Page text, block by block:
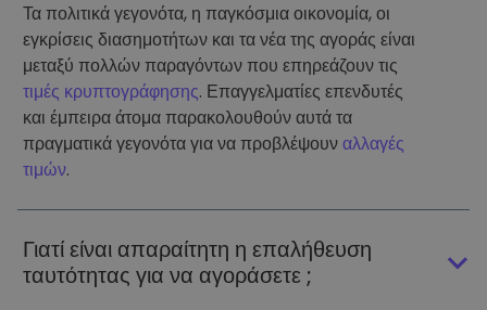
Τα πολιτικά γεγονότα, η παγκόσμια οικονομία, οι
εγκρίσεις διασημοτήτων και τα νέα της αγοράς είναι
μεταξύ πολλών παραγόντων που επηρεάζουν τις
τιμές κρυπτογράφησης. Επαγγελματίες επενδυτές
και έμπειρα άτομα παρακολουθούν αυτά τα
πραγματικά γεγονότα για να προβλέψουναλλαγές
τιμών.
Γιατί είναι απαραίτητη η επαλήθευση
ταυτότητας για να αγοράσετε ;